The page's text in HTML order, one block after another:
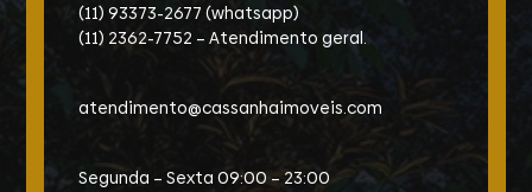
(11) 93373-2677 (whatsapp)
(11) 2362-7752 – Atendimento geral.
atendimento@cassanhaimoveis.com
Segunda – Sexta 09:00 – 23:00